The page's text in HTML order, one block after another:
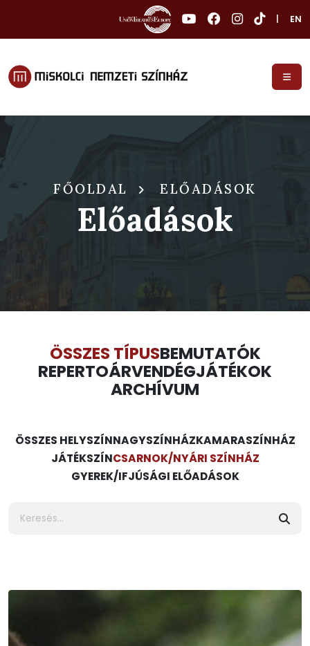
EN
FŐOLDAL ELŐADÁSOK
Előadások
ÖSSZES TÍPUSBEMUTATÓK
REPERTOÁRVENDÉGJÁTÉKOK
ARCHÍVUM
ÖSSZES HELYSZÍNNAGYSZÍNHÁZKAMARASZÍNHÁZ
JÁTÉKSZÍNCSARNOK/NYÁRI SZÍNHÁZ
GYEREK/IFJÚSÁGI ELŐADÁSOK